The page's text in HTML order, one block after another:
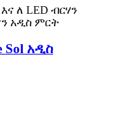
Sol አዲስ